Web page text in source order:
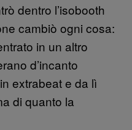
dentro l’isobooth
cambiò ogni cosa:
in un altro
d’incanto
in extrabeat e da lì
di quanto la